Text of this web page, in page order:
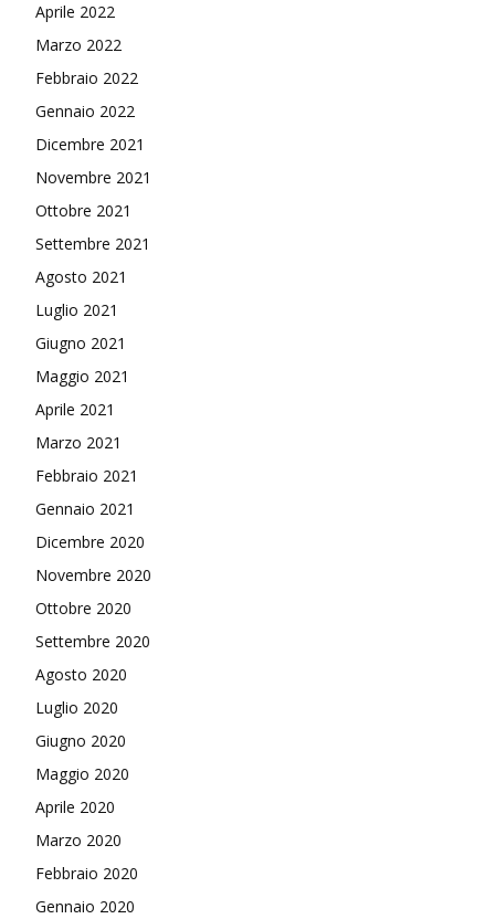
Aprile 2022
Marzo 2022
Febbraio 2022
Gennaio 2022
Dicembre 2021
Novembre 2021
Ottobre 2021
Settembre 2021
Agosto 2021
Luglio 2021
Giugno 2021
Maggio 2021
Aprile 2021
Marzo 2021
Febbraio 2021
Gennaio 2021
Dicembre 2020
Novembre 2020
Ottobre 2020
Settembre 2020
Agosto 2020
Luglio 2020
Giugno 2020
Maggio 2020
Aprile 2020
Marzo 2020
Febbraio 2020
Gennaio 2020